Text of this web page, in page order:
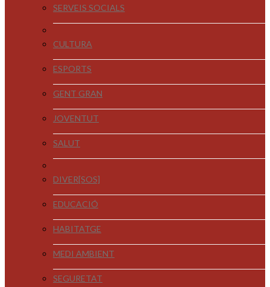
SERVEIS SOCIALS
CULTURA
ESPORTS
GENT GRAN
JOVENTUT
SALUT
DIVER[SOS]
EDUCACIÓ
HABITATGE
MEDI AMBIENT
SEGURETAT